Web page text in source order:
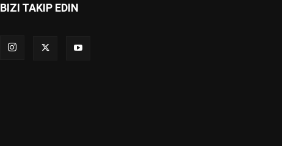
BIZI TAKIP EDIN